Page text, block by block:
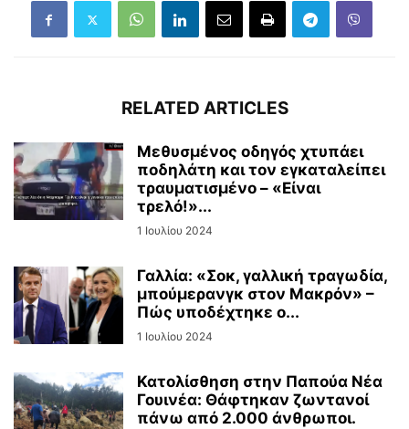
RELATED ARTICLES
Μεθυσμένος οδηγός χτυπάει
ποδηλάτη και τον εγκαταλείπει
τραυματισμένο – «Είναι
τρελό!»...
1 Ιουλίου 2024
Γαλλία: «Σοκ, γαλλική τραγωδία,
μπούμερανγκ στον Μακρόν» –
Πώς υποδέχτηκε ο...
1 Ιουλίου 2024
Κατολίσθηση στην Παπούα Νέα
Γουινέα: Θάφτηκαν ζωντανοί
πάνω από 2.000 άνθρωποι.